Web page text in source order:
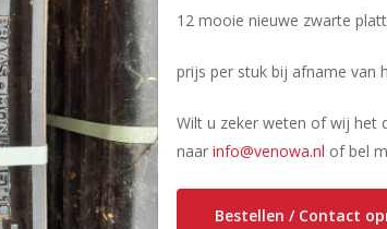
12 mooie nieuwe zwarte
prijs per stuk bij afname van
Wilt u zeker weten of wij het
naarinfo@venowa.nl of bel
Bestellen / Contact